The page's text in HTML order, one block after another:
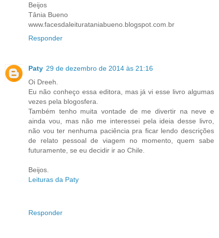
Beijos
Tânia Bueno
www.facesdaleiturataniabueno.blogspot.com.br
Responder
Paty 29 de dezembro de 2014 às 21:16
Oi Dreeh.
Eu não conheço essa editora, mas já vi esse livro algumas
vezes pela blogosfera.
Também tenho muita vontade de me divertir na neve e
ainda vou, mas não me interessei pela ideia desse livro,
não vou ter nenhuma paciência pra ficar lendo descrições
de relato pessoal de viagem no momento, quem sabe
futuramente, se eu decidir ir ao Chile.
Beijos.
Leituras da Paty
Responder